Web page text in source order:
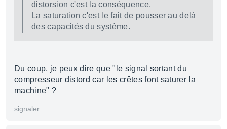
distorsion c'est la conséquence.
La saturation c'est le fait de pousser au delà
des capacités du système.
Du coup, je peux dire que "le signal sortant du
compresseur distord car les crêtes font saturer la
machine" ?
signaler